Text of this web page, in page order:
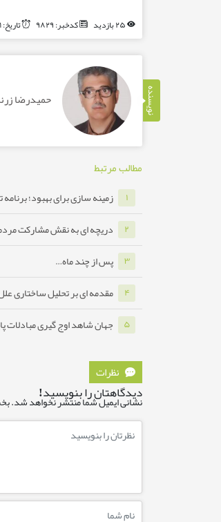
کدخبر: ۹۸۲۹ تاریخ: ۱۴۰۵/۰۴/۱۱
نویسنده حمیدرضا
مطالب مرتبط
۱ زمینه سازی برای بهبود؛
۲ دریچه ای به نقش مشارکت
۳ پس از چند ماه…
۴ مقدمه ای بر تحلیل ساختاری
۵ جهان شاهد اوج گیری مبادلات
نظرات
دیدگاهتان را بنویسید!
نشانی ایمیل شما منتشر نخواهد شد.